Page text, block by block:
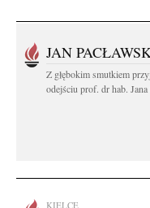
JAN
Z głębokim smutkiem
odejściu prof. dr hab.
KIELCE